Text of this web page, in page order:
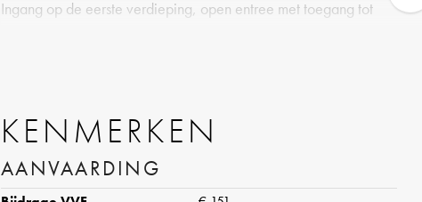
Ingang op de eerste verdieping, open entree met toegang tot
heeft de woning veel zon inval. Aan de achterzijde is de open
(glas&lood) deuren naar het balkon. De charmante keuken heeft
KENMERKEN
AANVAARDING